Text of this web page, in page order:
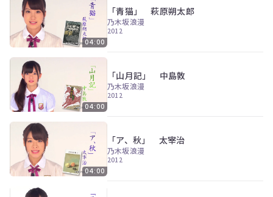
す。
今
す
員
登
録
す
04:00
「青猫」 萩原朔太郎
乃木坂浪漫
2012
04:00
「山月記」 中島敦
乃木坂浪漫
2012
04:00
「ア、秋」 太宰治
乃木坂浪漫
2012